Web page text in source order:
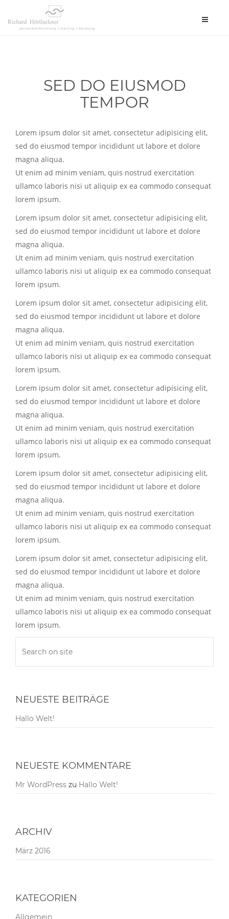
Toggle
SED DO EIUSMOD
TEMPOR
Lorem ipsum dolor sit amet, consectetur adipisicing elit,
sed do eiusmod tempor incididunt ut labore et dolore
magna aliqua.
Ut enim ad minim veniam, quis nostrud exercitation
ullamco laboris nisi ut aliquip ex ea commodo consequat
lorem ipsum.
Lorem ipsum dolor sit amet, consectetur adipisicing elit,
sed do eiusmod tempor incididunt ut labore et dolore
magna aliqua.
Ut enim ad minim veniam, quis nostrud exercitation
ullamco laboris nisi ut aliquip ex ea commodo consequat
lorem ipsum.
Lorem ipsum dolor sit amet, consectetur adipisicing elit,
sed do eiusmod tempor incididunt ut labore et dolore
magna aliqua.
Ut enim ad minim veniam, quis nostrud exercitation
ullamco laboris nisi ut aliquip ex ea commodo consequat
lorem ipsum.
Lorem ipsum dolor sit amet, consectetur adipisicing elit,
sed do eiusmod tempor incididunt ut labore et dolore
magna aliqua.
Ut enim ad minim veniam, quis nostrud exercitation
ullamco laboris nisi ut aliquip ex ea commodo consequat
lorem ipsum.
Lorem ipsum dolor sit amet, consectetur adipisicing elit,
sed do eiusmod tempor incididunt ut labore et dolore
magna aliqua.
Ut enim ad minim veniam, quis nostrud exercitation
ullamco laboris nisi ut aliquip ex ea commodo consequat
lorem ipsum.
Lorem ipsum dolor sit amet, consectetur adipisicing elit,
sed do eiusmod tempor incididunt ut labore et dolore
magna aliqua.
Ut enim ad minim veniam, quis nostrud exercitation
ullamco laboris nisi ut aliquip ex ea commodo consequat
lorem ipsum.
NEUESTE BEITRÄGE
Hallo Welt!
NEUESTE KOMMENTARE
Mr WordPress zu Hallo Welt!
ARCHIV
März 2016
KATEGORIEN
Allgemein